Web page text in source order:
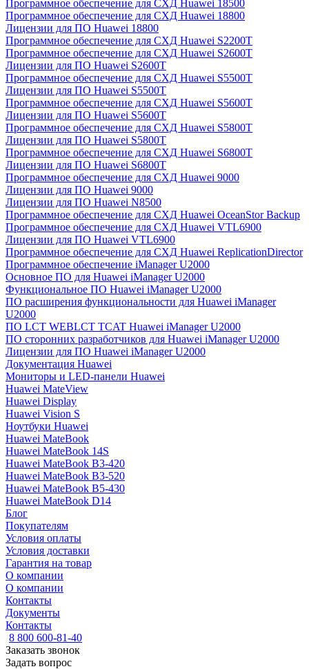
Программное обеспечение для СХД Huawei 18500
Программное обеспечение для СХД Huawei 18800
Лицензии для ПО Huawei 18800
Программное обеспечение для СХД Huawei S2200T
Программное обеспечение для СХД Huawei S2600T
Лицензии для ПО Huawei S2600T
Программное обеспечение для СХД Huawei S5500T
Лицензии для ПО Huawei S5500T
Программное обеспечение для СХД Huawei S5600T
Лицензии для ПО Huawei S5600T
Программное обеспечение для СХД Huawei S5800T
Лицензии для ПО Huawei S5800T
Программное обеспечение для СХД Huawei S6800T
Лицензии для ПО Huawei S6800T
Программное обеспечение для СХД Huawei 9000
Лицензии для ПО Huawei 9000
Лицензии для ПО Huawei N8500
Программное обеспечение для СХД Huawei OceanStor Backup
Программное обеспечение для СХД Huawei VTL6900
Лицензии для ПО Huawei VTL6900
Программное обеспечение для СХД Huawei ReplicationDirector
Программное обеспечение iManager U2000
Основное ПО для Huawei iManager U2000
Функциональное ПО Huawei iManager U2000
ПО расширения функциональности для Huawei iManager
U2000
ПО LCT WEBLCT TCAT Huawei iManager U2000
ПО сторонних разработчиков для Huawei iManager U2000
Лицензии для ПО Huawei iManager U2000
Документация Huawei
Мониторы и LED-панели Huawei
Huawei MateView
Huawei Display
Huawei Vision S
Ноутбуки Huawei
Huawei MateBook
Huawei MateBook 14S
Huawei MateBook B3-420
Huawei MateBook B3-520
Huawei MateBook B5-430
Huawei MateBook D14
Блог
Покупателям
Условия оплаты
Условия доставки
Гарантия на товар
О компании
О компании
Контакты
Документы
Контакты
8 800 600-81-40
Заказать звонок
Задать вопрос